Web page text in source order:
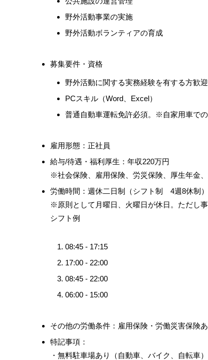
野外活動事業の実施
野外活動ボランティアの育成
募集要件・資格
野外活動に関する実務経験を有する方歓迎
PCスキル（Word、Excel）
普通自動車運転免許必須。※自家用車での
雇用形態：正社員
給与/待遇・福利厚生：年収220万円
※社会保険、雇用保険、労災保険、厚生年金
労働時間：週休二日制（シフト制 4週8休制）
※原則として月曜日、火曜日が休日。ただし
シフト例
08:45 - 17:15
17:00 - 22:00
08:45 - 22:00
06:00 - 15:00
その他の労働条件：雇用保険・労働災害保険あ
特記事項：
・無料駐車場あり（自動車、バイク、自転車）